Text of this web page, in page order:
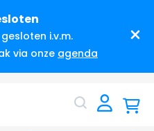
i.v.m.
via onze agenda